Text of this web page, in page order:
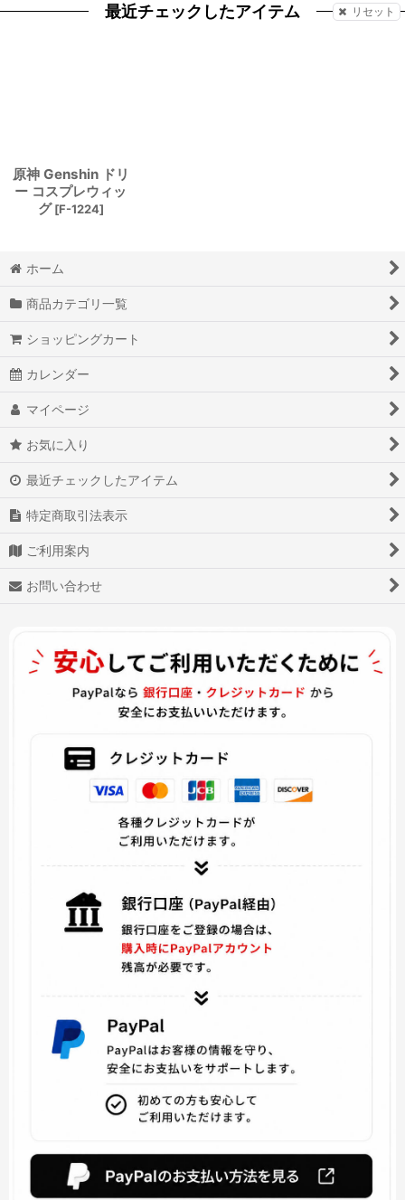
最近チェックしたアイテム リセット
原神 Genshin ドリ
ー コスプレウィッ
グ [F-1224]
ホーム
商品カテゴリ一覧
ショッピングカート
カレンダー
マイページ
お気に入り
最近チェックしたアイテム
特定商取引法表示
ご利用案内
お問い合わせ